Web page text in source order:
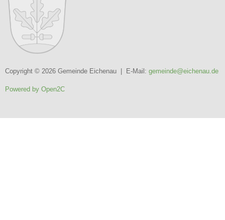
Copyright © 2026 Gemeinde Eichenau | E-Mail: gemeinde@eichenau.de
Powered by Open2C